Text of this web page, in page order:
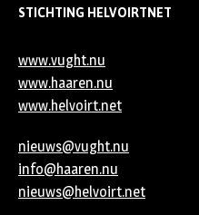
STICHTING HELVOIRTNET
www.vught.nu
www.haaren.nu
www.helvoirt.net
nieuws@vught.nu
info@haaren.nu
nieuws@helvoirt.net